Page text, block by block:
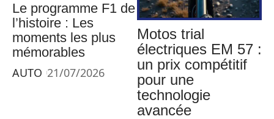
Le programme F1 de
l’histoire : Les
moments les plus
mémorables
AUTO 21/07/2026
Motos trial
électriques EM 57 :
un prix compétitif
pour une
technologie
avancée